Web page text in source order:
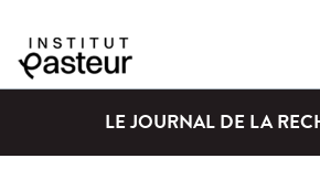
LE JOURNAL DE LA